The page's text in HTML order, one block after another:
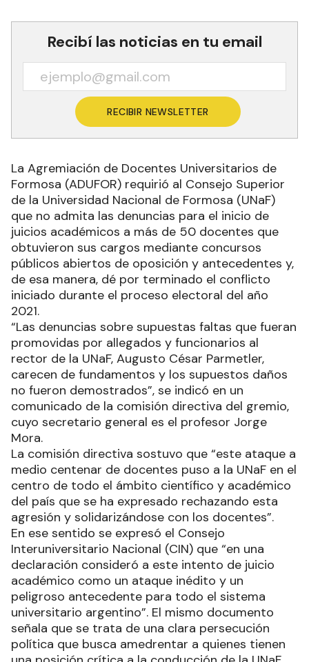
Recibí las noticias en tu email
RECIBIR NEWSLETTER
La Agremiación de Docentes Universitarios de
Formosa (ADUFOR) requirió al Consejo Superior
de la Universidad Nacional de Formosa (UNaF)
que no admita las denuncias para el inicio de
juicios académicos a más de 50 docentes que
obtuvieron sus cargos mediante concursos
públicos abiertos de oposición y antecedentes y,
de esa manera, dé por terminado el conflicto
iniciado durante el proceso electoral del año
2021.
“Las denuncias sobre supuestas faltas que fueran
promovidas por allegados y funcionarios al
rector de la UNaF, Augusto César Parmetler,
carecen de fundamentos y los supuestos daños
no fueron demostrados”, se indicó en un
comunicado de la comisión directiva del gremio,
cuyo secretario general es el profesor Jorge
Mora.
La comisión directiva sostuvo que “este ataque a
medio centenar de docentes puso a la UNaF en el
centro de todo el ámbito científico y académico
del país que se ha expresado rechazando esta
agresión y solidarizándose con los docentes”.
En ese sentido se expresó el Consejo
Interuniversitario Nacional (CIN) que “en una
declaración consideró a este intento de juicio
académico como un ataque inédito y un
peligroso antecedente para todo el sistema
universitario argentino”. El mismo documento
señala que se trata de una clara persecución
política que busca amedrentar a quienes tienen